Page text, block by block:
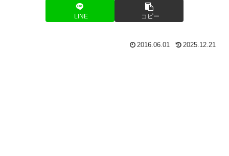
LINE コピー
2016.06.01 2025.12.21